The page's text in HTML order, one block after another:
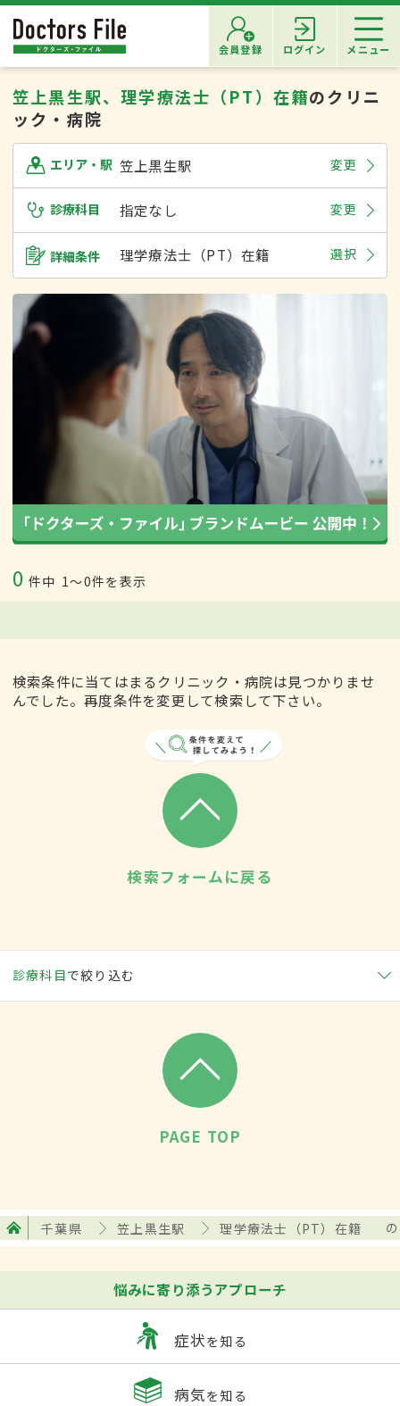
会員登録 ログイン メニュー
笠上黒生駅、理学療法士（PT）在籍のクリニ
ック・病院
エリア・駅 笠上黒生駅 変更
診療科目 指定なし 変更
詳細条件 理学療法士（PT）在籍 選択
0 件中 1〜0件を表示
検索条件に当てはまるクリニック・病院は見つかりませ
んでした。再度条件を変更して検索して下さい。
検索フォームに戻る
診療科目で絞り込む
PAGE TOP
千葉県 笠上黒生駅 理学療法士（PT）在籍
悩みに寄り添うアプローチ
症状を知る
病気を知る